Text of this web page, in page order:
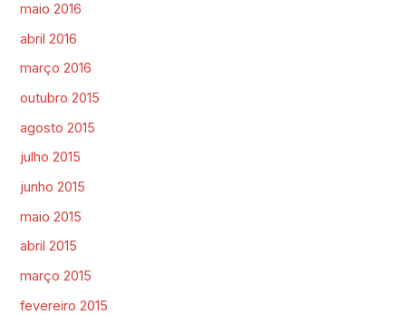
maio 2016
abril 2016
março 2016
outubro 2015
agosto 2015
julho 2015
junho 2015
maio 2015
abril 2015
março 2015
fevereiro 2015